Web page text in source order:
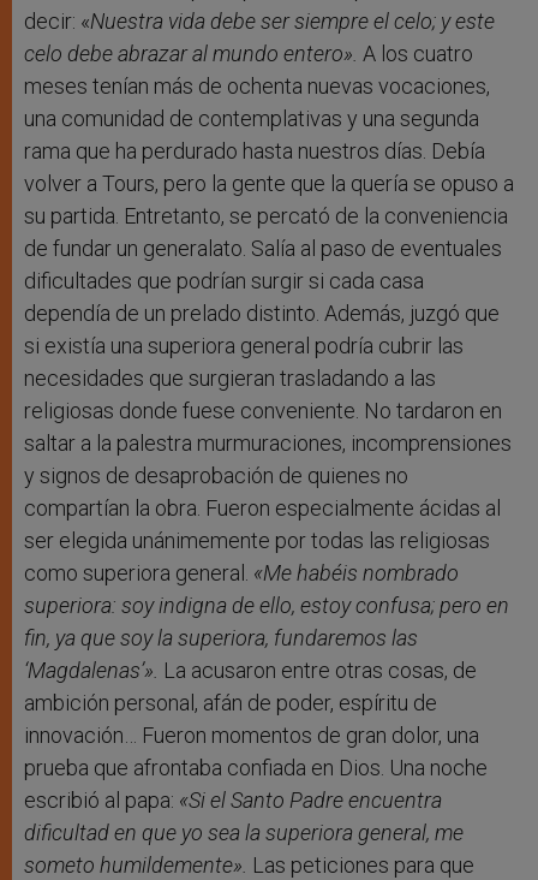
decir: «Nuestra vida debe ser siempre el celo; y este
celo debe abrazar al mundo entero». A los cuatro
meses tenían más de ochenta nuevas vocaciones,
una comunidad de contemplativas y una segunda
rama que ha perdurado hasta nuestros días. Debía
volver a Tours, pero la gente que la quería se opuso a
su partida. Entretanto, se percató de la conveniencia
de fundar un generalato. Salía al paso de eventuales
dificultades que podrían surgir si cada casa
dependía de un prelado distinto. Además, juzgó que
si existía una superiora general podría cubrir las
necesidades que surgieran trasladando a las
religiosas donde fuese conveniente. No tardaron en
saltar a la palestra murmuraciones, incomprensiones
y signos de desaprobación de quienes no
compartían la obra. Fueron especialmente ácidas al
ser elegida unánimemente por todas las religiosas
como superiora general. «Me habéis nombrado
superiora: soy indigna de ello, estoy confusa; pero en
fin, ya que soy la superiora, fundaremos las
‘Magdalenas’». La acusaron entre otras cosas, de
ambición personal, afán de poder, espíritu de
innovación… Fueron momentos de gran dolor, una
prueba que afrontaba confiada en Dios. Una noche
escribió al papa: «Si el Santo Padre encuentra
dificultad en que yo sea la superiora general, me
someto humildemente». Las peticiones para que